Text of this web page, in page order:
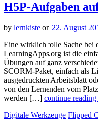
H5P-Aufgaben
by lernkiste on 22. August
Eine wirklich tolle Sache bei
LearningApps.org ist die
Übungen auf ganz
SCORM-Paket, einfach als
ausgedruckten Arbeitsblatt
von den Lernenden vom
werden […] continue reading
Digitale Werkzeuge Flipped